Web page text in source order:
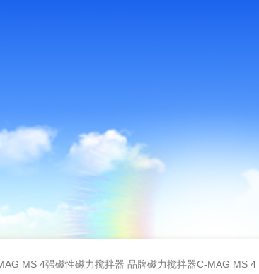
MS 4强磁性磁力搅拌器 品牌磁力搅拌器C-MAG MS 4